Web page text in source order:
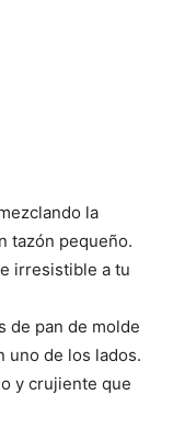
la
tazón pequeño.
irresistible a tu
de pan de molde
uno de los lados.
y crujiente que